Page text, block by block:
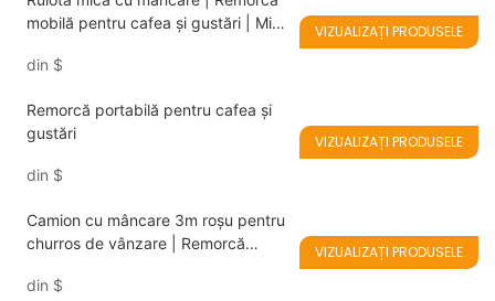
mobilă pentru cafea și gustări | Mini
uri
din $
VIZUALIZAȚI PRODUSELE
Remorcă portabilă pentru cafea și
gustări
din $
VIZUALIZAȚI PRODUSELE
Camion cu mâncare 3m roșu pentru
churros de vânzare | Remorcă
afacerea dvs. cu churros oriunde
din $
VIZUALIZAȚI PRODUSELE